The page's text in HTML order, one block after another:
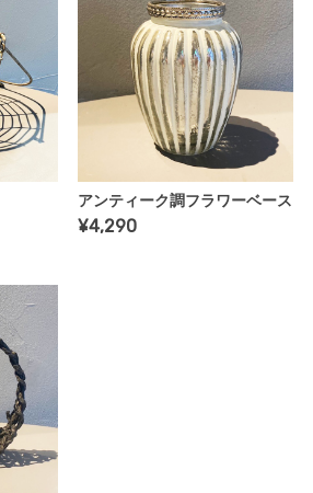
アンティーク調フラワーベース
¥4,290